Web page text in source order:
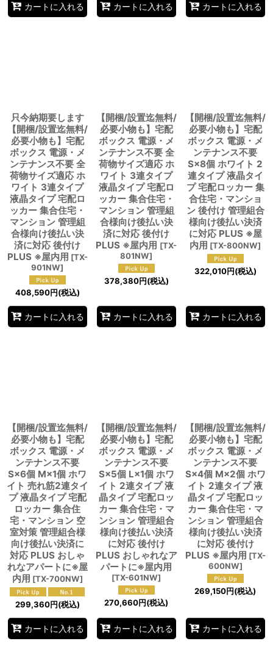
カートに入れる カートに入れる カートに入れる
只今納期要します
【開梱/設置迄無料/
必要小物も】宅配
ボックス 電源・メ
ンテナンス不要 全
荷物サイズ適応 ホ
ワイト 3連タイプ
液晶タイプ 宅配ロ
ッカー 集合住宅・
マンション 管理組
合様向け後払い決
済に対応 後付け
PLUS ※屋内用 [TX-
901NW]
408,590円(税込)
カートに入れる
【開梱/設置迄無料/
必要小物も】宅配
ボックス 電源・メ
ンテナンス不要 全
荷物サイズ適応 ホ
ワイト 3連タイプ
液晶タイプ 宅配ロ
ッカー 集合住宅・
マンション 管理組
合様向け後払い決
済に対応 後付け
PLUS ※屋内用 [TX-
801NW]
378,380円(税込)
カートに入れる
【開梱/設置迄無料/
必要小物も】宅配
ボックス 電源・メ
ンテナンス不要
S×8個 ホワイト 2
連タイプ 液晶タイ
プ 宅配ロッカー 集
合住宅・マンショ
ン 後付け 管理組合
様向け後払い決済
に対応 PLUS ※屋
内用 [TX-800NW]
322,010円(税込)
カートに入れる
【開梱/設置迄無料/
必要小物も】宅配
ボックス 電源・メ
ンテナンス不要
S×6個 M×1個 ホワ
イト 売れ筋2連タイ
プ 液晶タイプ 宅配
ロッカー 集合住
宅・マンション 空
室対策 管理組合様
向け後払い決済に
対応 PLUS おしゃ
れなアパートに※屋
内用 [TX-700NW]
299,360円(税込)
カートに入れる
【開梱/設置迄無料/
必要小物も】宅配
ボックス 電源・メ
ンテナンス不要
S×5個 L×1個 ホワ
イト 2連タイプ 液
晶タイプ 宅配ロッ
カー 集合住宅・マ
ンション 管理組合
様向け後払い決済
に対応 後付け
PLUS おしゃれなア
パートに※屋内用
[TX-601NW]
270,660円(税込)
カートに入れる
【開梱/設置迄無料/
必要小物も】宅配
ボックス 電源・メ
ンテナンス不要
S×4個 M×2個 ホワ
イト 2連タイプ 液
晶タイプ 宅配ロッ
カー 集合住宅・マ
ンション 管理組合
様向け後払い決済
に対応 後付け
PLUS ※屋内用 [TX-
600NW]
269,150円(税込)
カートに入れる